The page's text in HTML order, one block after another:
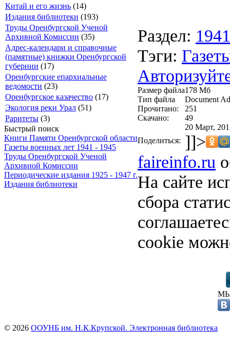
Китай и его жизнь (14)
Издания библиотеки (193)
Труды Оренбургской Ученой
Архивной Комиссии (35)
Адрес-календари и справочные
(памятные) книжки Оренбургской
губернии (17)
Оренбургские епархиальные
ведомости (23)
Оренбургское казачество (17)
Экология реки Урал (51)
Раритеты (3)
Быстрый поиск
Книги Памяти Оренбургской области
Газеты военных лет 1941 - 1945
Труды Оренбургской Ученой
Архивной Комиссии
Периодические издания 1925 - 1947 г.
Издания библиотеки
Раздел: 1941
Тэги:
Размер файла178 Мб
Тип файла
Document
Прочитано:
251
Скачано:
49
20 Март,
Поделиться: ]]>
faireinfo.ru
На сайте
сбора
cookie
© 2026 ООУНБ им. Н.К.Крупской. Электронная библиотека